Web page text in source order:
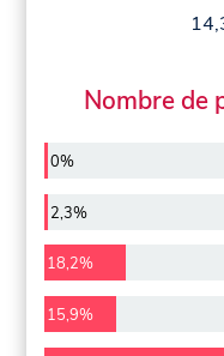
Nombre de
0%
2,3%
18,2%
15,9%